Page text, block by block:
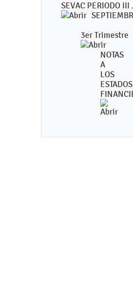
SEVAC PERIODO III
3er Trimestre
NOTAS
A
LOS
ESTADOS